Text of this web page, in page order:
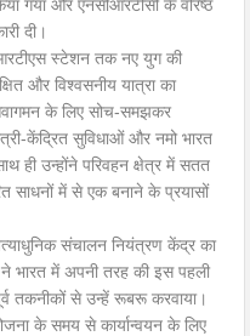
गया और एनसीआरटीसी के वरिष्ठ
दी।
स्टेशन तक नए युग की
और विश्वसनीय यात्रा का
के लिए सोच-समझकर
केंद्रित सुविधाओं और नमो भारत
ही उन्होंने परिवहन क्षेत्र में सतत
साधनों में से एक बनाने के प्रयासों
संचालन नियंत्रण केंद्र का
ने भारत में अपनी तरह की इस पहली
तकनीकों से उन्हें रूबरू करवाया।
के समय से कार्यान्वयन के लिए